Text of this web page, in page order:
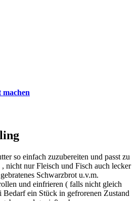
machen
so einfach zuzubereiten und passt zu
nicht nur Fleisch und Fisch auch lecker
Schwarzbrot u.v.m.
und einfrieren ( falls nicht gleich
ein Stück in gefrorenen Zustand